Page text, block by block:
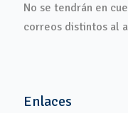
No se tendrán en
correos distintos al
Enlaces